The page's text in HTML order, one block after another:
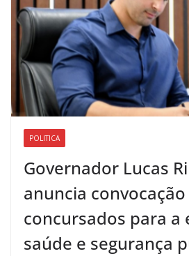
POLITICA
Governador Lucas
anuncia
concursados para a
saúde e segurança